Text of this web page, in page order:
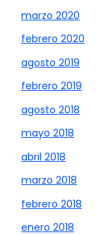
marzo 2020
febrero 2020
agosto 2019
febrero 2019
agosto 2018
mayo 2018
abril 2018
marzo 2018
febrero 2018
enero 2018